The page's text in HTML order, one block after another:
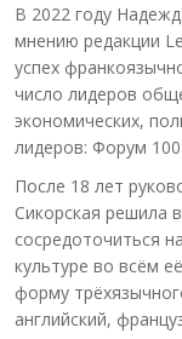
В 2022 году
мнению редакции
успех
число лидеров
экономических,
лидеров: Форум 100.
После 18 лет
Сикорская решила
сосредоточиться
культуре во всём
форму
английский,